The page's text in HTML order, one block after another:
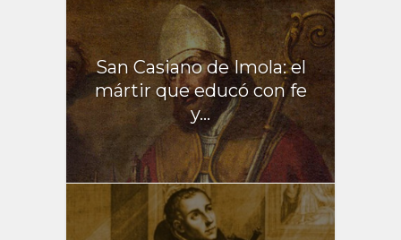
San Casiano de Imola: el
mártir que educó con fe
y...